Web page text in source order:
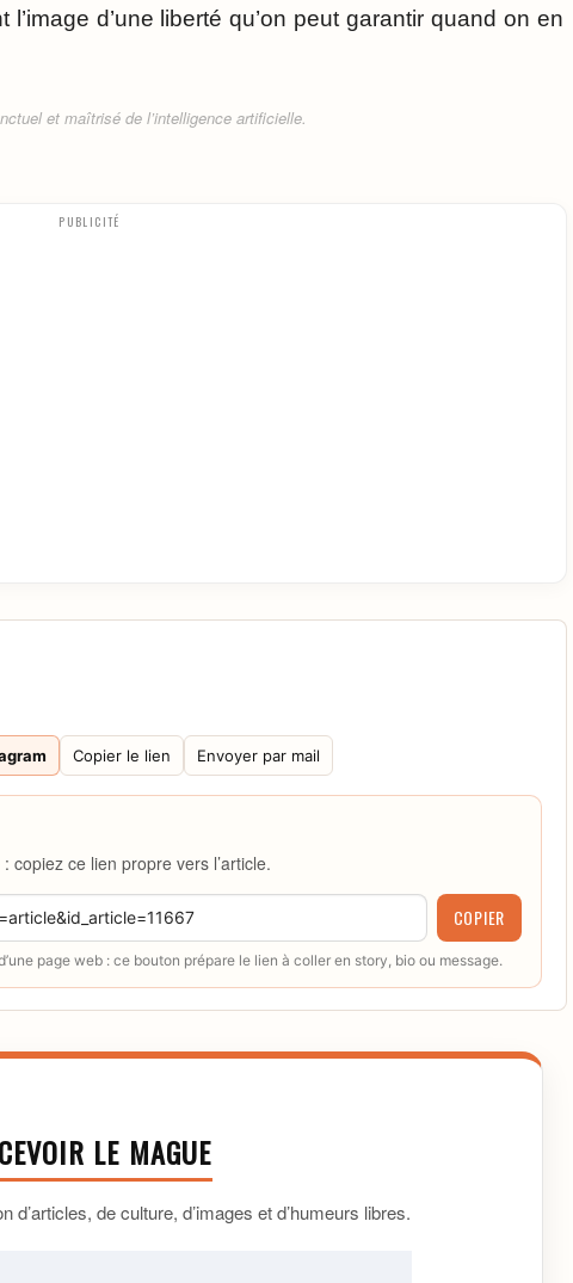
d’une liberté qu’on peut garantir quand on en
et maîtrisé de l’intelligence artificielle.
PUBLICITÉ
Copier le lien Envoyer par mail
copiez ce lien propre vers l’article.
COPIER
page web : ce bouton prépare le lien à coller en story, bio ou message.
LE MAGUE
d’articles, de culture, d’images et d’humeurs libres.